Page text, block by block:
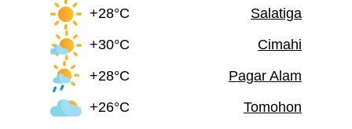
+28°C
Salatiga
+30°C
Cimahi
+28°C
Pagar Alam
+26°C
Tomohon